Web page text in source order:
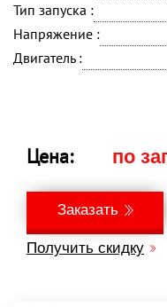
Тип запуска :
Напряжение :
Двигатель :
Цена: по
Заказать
Получить скидку